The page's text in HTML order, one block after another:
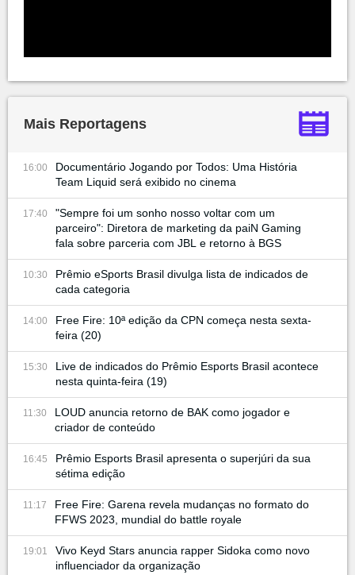
Mais Reportagens
16:00
Documentário Jogando por Todos: Uma História
Team Liquid será exibido no cinema
17:40
"Sempre foi um sonho nosso voltar com um
parceiro": Diretora de marketing da paiN Gaming
fala sobre parceria com JBL e retorno à BGS
10:30
Prêmio eSports Brasil divulga lista de indicados de
cada categoria
14:00
Free Fire: 10ª edição da CPN começa nesta sexta-
feira (20)
15:30
Live de indicados do Prêmio Esports Brasil acontece
nesta quinta-feira (19)
11:30
LOUD anuncia retorno de BAK como jogador e
criador de conteúdo
16:45
Prêmio Esports Brasil apresenta o superjúri da sua
sétima edição
11:17
Free Fire: Garena revela mudanças no formato do
FFWS 2023, mundial do battle royale
19:01
Vivo Keyd Stars anuncia rapper Sidoka como novo
influenciador da organização